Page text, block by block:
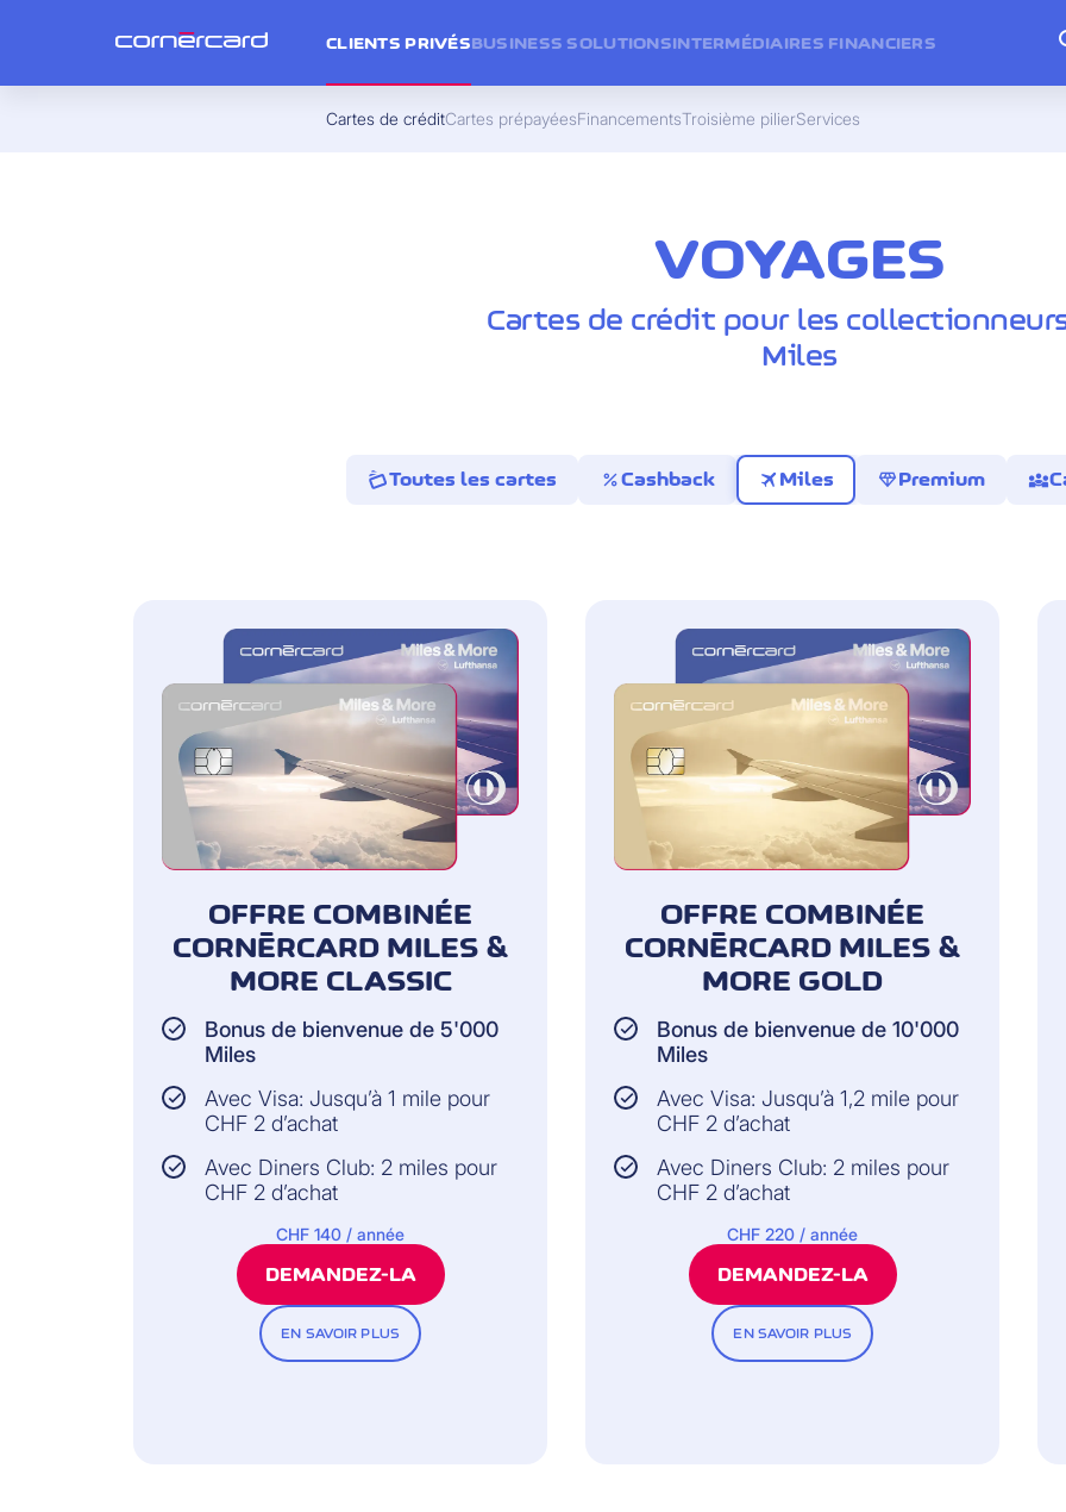
VOYAGES
Cartes de crédit pour les
Miles
Toutes les cartes percentCashback travel Miles diamondPremium diversity_3
OFFRE COMBINÉE
CORNÈRCARD MILES &
MORE CLASSIC
Bonus de bienvenue de 5'000
Miles
Avec Visa: Jusqu’à 1 mile pour
CHF 2 d’achat
Avec Diners Club: 2 miles pour
CHF 2 d’achat
CHF 140 / année
DEMANDEZ-LA
EN SAVOIR PLUS
OFFRE COMBINÉE
CORNÈRCARD MILES &
MORE GOLD
Bonus de bienvenue de 10'000
Miles
Avec Visa: Jusqu’à 1,2 mile pour
CHF 2 d’achat
Avec Diners Club: 2 miles pour
CHF 2 d’achat
CHF 220 / année
DEMANDEZ-LA
EN SAVOIR PLUS
CLIENTS PRIVÉS
Cartes de créditCartes prépayéesFinancementsTroisième pilierServices
BUSINESS SOLUTIONSINTERMÉDIAIRES FINANCIERS